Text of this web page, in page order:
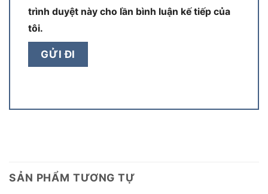
trình duyệt này cho lần bình luận kế tiếp của
tôi.
SẢN PHẨM TƯƠNG TỰ